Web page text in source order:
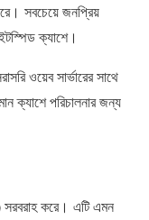
সবচেয়ে জনপ্রিয়
ক্যাশে।
ওয়েব সার্ভারের সাথে
ক্যাশে পরিচালনার জন্য
করে। এটি এমন